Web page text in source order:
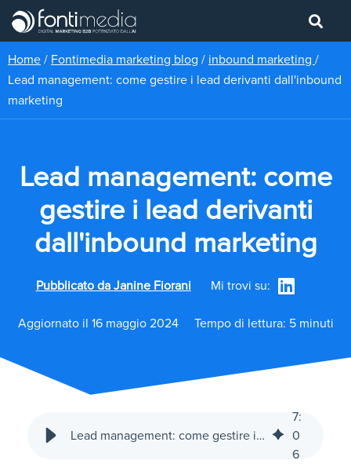
Home / Fontimedia marketing blog / inbound marketing /
Lead management: come gestire i lead derivanti dall'inbound
marketing
Lead management: come
gestire i lead derivanti
dall'inbound marketing
Pubblicato da Janine Fiorani Mi trovi su:
Aggiornato il 16 maggio 2024 Tempo di lettura: 5 minuti
Lead management: come gestire i lead derivanti dall'inbound marketing
7:
0
6